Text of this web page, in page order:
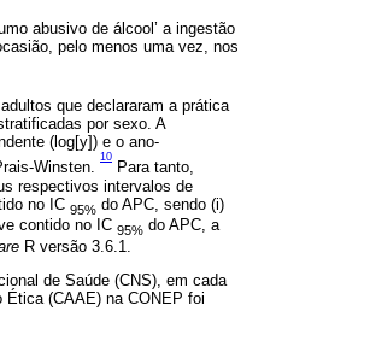
abusivo de álcool’ a ingestão
pelo menos uma vez, nos
que declararam a prática
por sexo. A
(log[y]) e o ano-
Winsten.
10
Para tanto,
respectivos intervalos de
no IC 95% do APC, sendo (i)
contido no IC 95% do APC, a
R versão 3.6.1.
de Saúde (CNS), em cada
Ética (CAAE) na CONEP foi